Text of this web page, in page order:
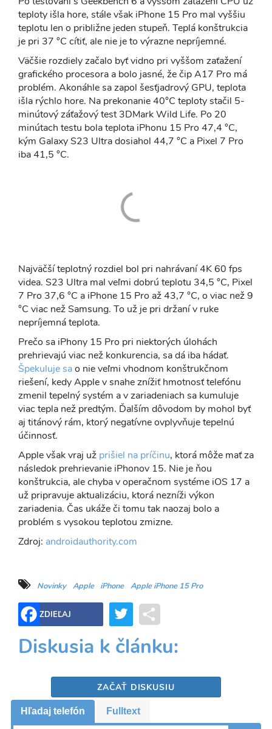
teploty išla hore, stále však iPhone 15 Pro mal vyššiu
teplotu len o približne jeden stupeň. Teplá konštrukcia
je pri 37 °C cítiť, ale nie je to výrazne nepríjemné.
Väčšie rozdiely začalo byť vidno pri vyššom zaťažení
grafického procesora a bolo jasné, že čip A17 Pro má
problém. Akonáhle sa zapol šesťjadrový GPU, teplota
išla rýchlo hore. Na prekonanie 40°C teploty stačil 5-
minútový záťažový test 3DMark Wild Life. Po 20
minútach testu bola teplota iPhonu 15 Pro 47,4 °C,
kým Galaxy S23 Ultra dosiahol 44,7 °C a Pixel 7 Pro
iba 41,5 °C.
Najväčší teplotný rozdiel bol pri nahrávaní 4K 60 fps
videa. S23 Ultra mal veľmi dobrú teplotu 34,5 °C, Pixel
7 Pro 37,6 °C a iPhone 15 Pro až 43,7 °C, o viac než 9
°C viac než Samsung. To už je pri držaní v ruke
nepríjemná teplota.
Prečo sa iPhony 15 Pro pri niektorých úlohách
prehrievajú viac než konkurencia, sa dá iba hádať.
Špekuluje sao nie veľmi vhodnom konštrukčnom
riešení, kedy Apple v snahe znížiť hmotnosť telefónu
zmenil tepelný systém a v zariadeniach sa kumuluje
viac tepla než predtým. Ďalším dôvodom by mohol byť
aj titánový rám, ktorý negatívne ovplyvňuje tepelnú
účinnosť.
Apple však vraj už prišiel na príčinu, ktorá môže mať za
následok prehrievanie iPhonov 15. Nie je ňou
konštrukcia, ale chyba v operačnom systéme iOS 17 a
už pripravuje aktualizáciu, ktorá nezníži výkon
zariadenia. Čas ukáže či tomu tak naozaj bolo a
problém s vysokou teplotou zmizne.
Zdroj: androidauthority.com
Novinky Apple iPhone Apple iPhone 15 Pro
ZDIEĽAJ Twitter
Diskusia k článku:
ZAČAŤ DISKUSIU
Hľadaj telefón Fulltext